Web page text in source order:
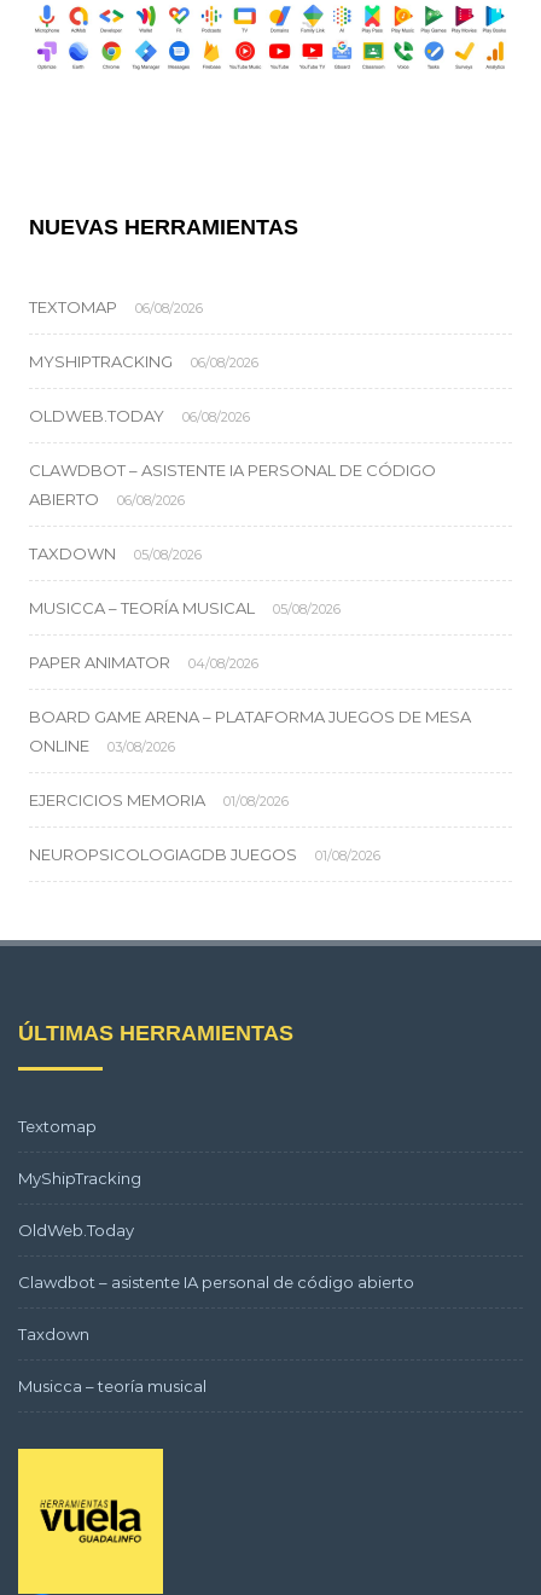
NUEVAS HERRAMIENTAS
TEXTOMAP 06/08/2026
MYSHIPTRACKING 06/08/2026
OLDWEB.TODAY 06/08/2026
CLAWDBOT – ASISTENTE IA PERSONAL DE CÓDIGO
ABIERTO
06/08/2026
TAXDOWN 05/08/2026
MUSICCA – TEORÍA MUSICAL 05/08/2026
PAPER ANIMATOR 04/08/2026
BOARD GAME ARENA – PLATAFORMA JUEGOS DE MESA
ONLINE
03/08/2026
EJERCICIOS MEMORIA 01/08/2026
NEUROPSICOLOGIAGDB JUEGOS 01/08/2026
ÚLTIMAS HERRAMIENTAS
Textomap
MyShipTracking
OldWeb.Today
Clawdbot – asistente IA personal de código abierto
Taxdown
Musicca – teoría musical